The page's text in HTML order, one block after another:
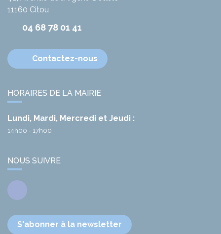
11160 Citou
04 68 78 01 41
Contactez-nous
HORAIRES DE LA MAIRIE
Lundi, Mardi, Mercredi et Jeudi :
14h00 - 17h00
NOUS SUIVRE
Facebook
S'abonner à la newsletter